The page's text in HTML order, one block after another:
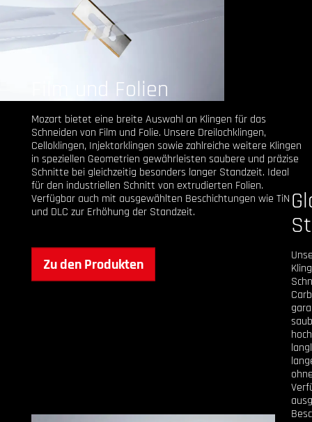
Film und Folien
Mozart bietet eine breite Auswahl an Klingen für das
Schneiden von Film und Folie. Unsere Dreilochklingen,
Celloklingen, Injektorklingen sowie zahlreiche weitere Klingen
in speziellen Geometrien gewährleisten saubere und präzise
Schnitte bei gleichzeitig besonders langer Standzeit. Ideal
für den industriellen Schnitt von extrudierten Folien.
Verfügbar auch mit ausgewählten Beschichtungen wie TiN
und DLC zur Erhöhung der Standzeit.
Zu den Produkten